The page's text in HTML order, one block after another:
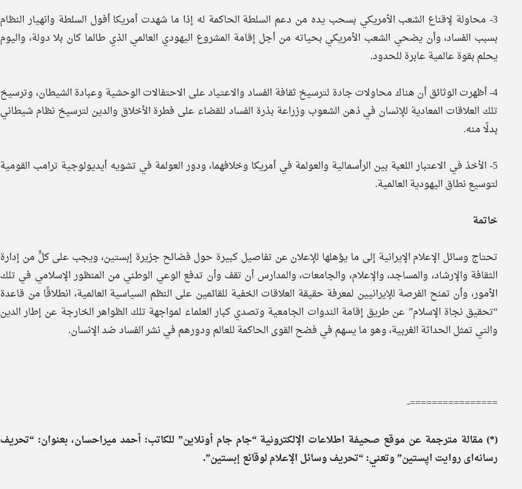
3- محاولة لإقناع الشعب الأمريكي بسحب يده من دعم السلطة الحاكمة له إذا ما شهدت أمريكا أفول السلطة وانهيار النظام
بسبب الفساد، وأن يضحي الشعب الأمريكي بحياته من أجل إقامة المشروع اليهودي العالمي الذي طالما كان بلا دولة، واليوم
يحلم بقوة عالمية عابرة للحدود.
4- أظهرت الوثائق أن هناك محاولات جادة لترسيخ ثقافة الفساد والاعتياد على الاحتفالات الوحشية وعبادة الشيطان، وترسيخ
تلك العلاقات المعادية للإنسان في ذهن الشعوب وزراعة بذرة الفساد للقضاء على فطرة الأخلاق والدين لترسيخ نظام شيطاني
بدلًا منه.
5- الأخذ في الاعتبار اللعبة بين الرأسمالية والعولمة في أمريكا وخلافهما، ودور العولمة في تشويه أيديولوجية ترامب القومية
لتوسيع نطاق اليهودية العالمية.
خاتمة
تحتاج وسائل الإعلام الإيرانية إلى ما يؤهلها للإعلان عن تفاصيل كبيرة حول فضائح جزيرة إبستين، ويجب على كلٍّ من إدارة
الثقافة والإرشاد، والمساجد، والإعلام، والجامعات، والمدارس أن تقف وأن تدفع الوعي الوطني من المنظور الإسلامي في تلك
الأمور، وأن تمنح الفرصة للإيرانيين لمعرفة حقيقة العلاقات الخفية للقائمين على النظم السياسية العالمية، انطلاقًا من قاعدة
“تحقيق نجاة الإسلام” عن طريق إقامة الندوات الجامعية وتصدي كبار العلماء لمواجهة تلك الظواهر الخارجة عن إطار الدين
والتي تمثل الحداثة الغربية، وهو ما يسهم في فضح القوى الحاكمة للعالم ودورهم في نشر الفساد ضد الإنسان.
================-
(*) مقالة مترجمة عن موقع صحيفة اطلاعات الإلكترونية “جام جام أونلاين” للكاتب: أحمد ميراحسان، بعنوان: “تحريف
رسانه‌اى روايت اپستين” وتعني: “تحريف وسائل الإعلام لوقائع إبستين”.